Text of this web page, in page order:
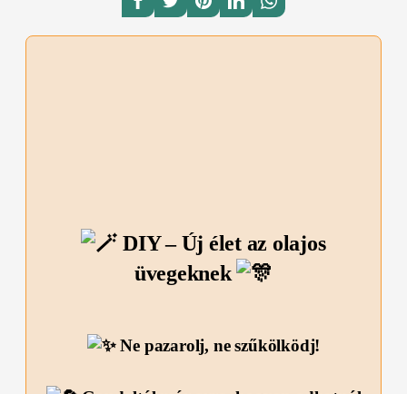
DIY – Új élet az olajos
üvegeknek
Ne pazarolj, ne szűkölködj!